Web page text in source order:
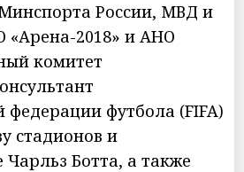
России, МВД и
«Арена-2018» и АНО
комитет
футбола (FIFA)
стадионов и
Чарльз Ботта, а также